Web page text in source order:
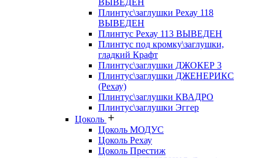
ВЫВЕДЕН
Плинтус\заглушки Рехау 118
ВЫВЕДЕН
Плинтус Рехау 113 ВЫВЕДЕН
Плинтус под кромку\заглушки,
гладкий Крафт
Плинтус\заглушки ДЖОКЕР 3
Плинтус\заглушки ДЖЕНЕРИКС
(Рехау)
Плинтус\заглушки КВАДРО
Плинтус\заглушки Эггер
Цоколь
Цоколь МОДУС
Цоколь Рехау
Цоколь Престиж